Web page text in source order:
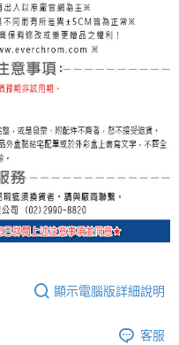
顯示電腦版詳細說明
客服